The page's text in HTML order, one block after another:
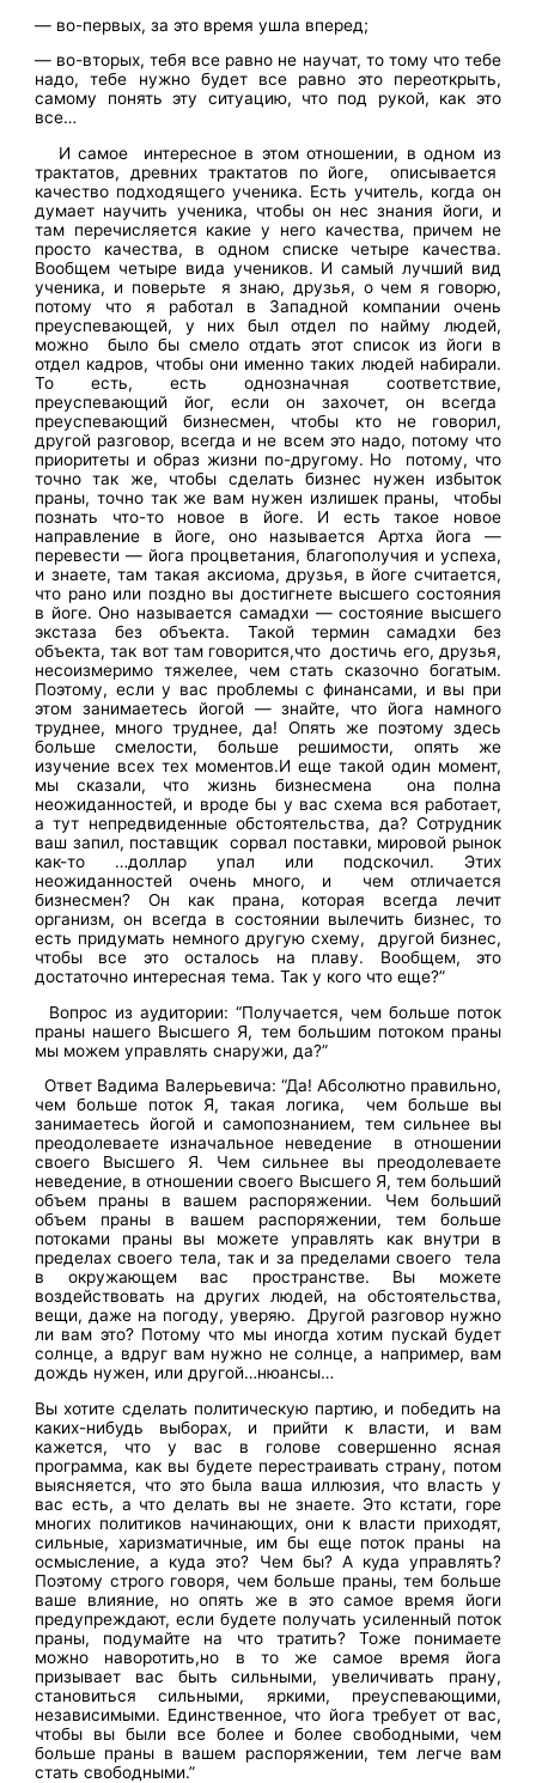
— во-первых, за это время ушла вперед;
— во-вторых, тебя все равно не научат, то тому что тебе
надо, тебе нужно будет все равно это переоткрыть,
самому понять эту ситуацию, что под рукой, как это
все…
И самое интересное в этом отношении, в одном из
трактатов, древних трактатов по йоге, описывается
качество подходящего ученика. Есть учитель, когда он
думает научить ученика, чтобы он нес знания йоги, и
там перечисляется какие у него качества, причем не
просто качества, в одном списке четыре качества.
Вообщем четыре вида учеников. И самый лучший вид
ученика, и поверьте я знаю, друзья, о чем я говорю,
потому что я работал в Западной компании очень
преуспевающей, у них был отдел по найму людей,
можно было бы смело отдать этот список из йоги в
отдел кадров, чтобы они именно таких людей набирали.
То есть, есть однозначная соответствие,
преуспевающий йог, если он захочет, он всегда
преуспевающий бизнесмен, чтобы кто не говорил,
другой разговор, всегда и не всем это надо, потому что
приоритеты и образ жизни по-другому. Но потому, что
точно так же, чтобы сделать бизнес нужен избыток
праны, точно так же вам нужен излишек праны, чтобы
познать что-то новое в йоге. И есть такое новое
направление в йоге, оно называется Артха йога —
перевести — йога процветания, благополучия и успеха,
и знаете, там такая аксиома, друзья, в йоге считается,
что рано или поздно вы достигнете высшего состояния
в йоге. Оно называется самадхи — состояние высшего
экстаза без объекта. Такой термин самадхи без
объекта, так вот там говорится,что достичь его, друзья,
несоизмеримо тяжелее, чем стать сказочно богатым.
Поэтому, если у вас проблемы с финансами, и вы при
этом занимаетесь йогой — знайте, что йога намного
труднее, много труднее, да! Опять же поэтому здесь
больше смелости, больше решимости, опять же
изучение всех тех моментов.И еще такой один момент,
мы сказали, что жизнь бизнесмена она полна
неожиданностей, и вроде бы у вас схема вся работает,
а тут непредвиденные обстоятельства, да? Сотрудник
ваш запил, поставщик сорвал поставки, мировой рынок
как-то …доллар упал или подскочил. Этих
неожиданностей очень много, и чем отличается
бизнесмен? Он как прана, которая всегда лечит
организм, он всегда в состоянии вылечить бизнес, то
есть придумать немного другую схему, другой бизнес,
чтобы все это осталось на плаву. Вообщем, это
достаточно интересная тема. Так у кого что еще?”
Вопрос из аудитории: “Получается, чем больше поток
праны нашего Высшего Я, тем большим потоком праны
мы можем управлять снаружи, да?”
Ответ Вадима Валерьевича: “Да! Абсолютно правильно,
чем больше поток Я, такая логика, чем больше вы
занимаетесь йогой и самопознанием, тем сильнее вы
преодолеваете изначальное неведение в отношении
своего Высшего Я. Чем сильнее вы преодолеваете
неведение, в отношении своего Высшего Я, тем больший
объем праны в вашем распоряжении. Чем больший
объем праны в вашем распоряжении, тем больше
потоками праны вы можете управлять как внутри в
пределах своего тела, так и за пределами своего тела
в окружающем вас пространстве. Вы можете
воздействовать на других людей, на обстоятельства,
вещи, даже на погоду, уверяю. Другой разговор нужно
ли вам это? Потому что мы иногда хотим пускай будет
солнце, а вдруг вам нужно не солнце, а например, вам
дождь нужен, или другой…нюансы…
Вы хотите сделать политическую партию, и победить на
каких-нибудь выборах, и прийти к власти, и вам
кажется, что у вас в голове совершенно ясная
программа, как вы будете перестраивать страну, потом
выясняется, что это была ваша иллюзия, что власть у
вас есть, а что делать вы не знаете. Это кстати, горе
многих политиков начинающих, они к власти приходят,
сильные, харизматичные, им бы еще поток праны на
осмысление, а куда это? Чем бы? А куда управлять?
Поэтому строго говоря, чем больше праны, тем больше
ваше влияние, но опять же в это самое время йоги
предупреждают, если будете получать усиленный поток
праны, подумайте на что тратить? Тоже понимаете
можно наворотить,но в то же самое время йога
призывает вас быть сильными, увеличивать прану,
становиться сильными, яркими, преуспевающими,
независимыми. Единственное, что йога требует от вас,
чтобы вы были все более и более свободными, чем
больше праны в вашем распоряжении, тем легче вам
стать свободными.”